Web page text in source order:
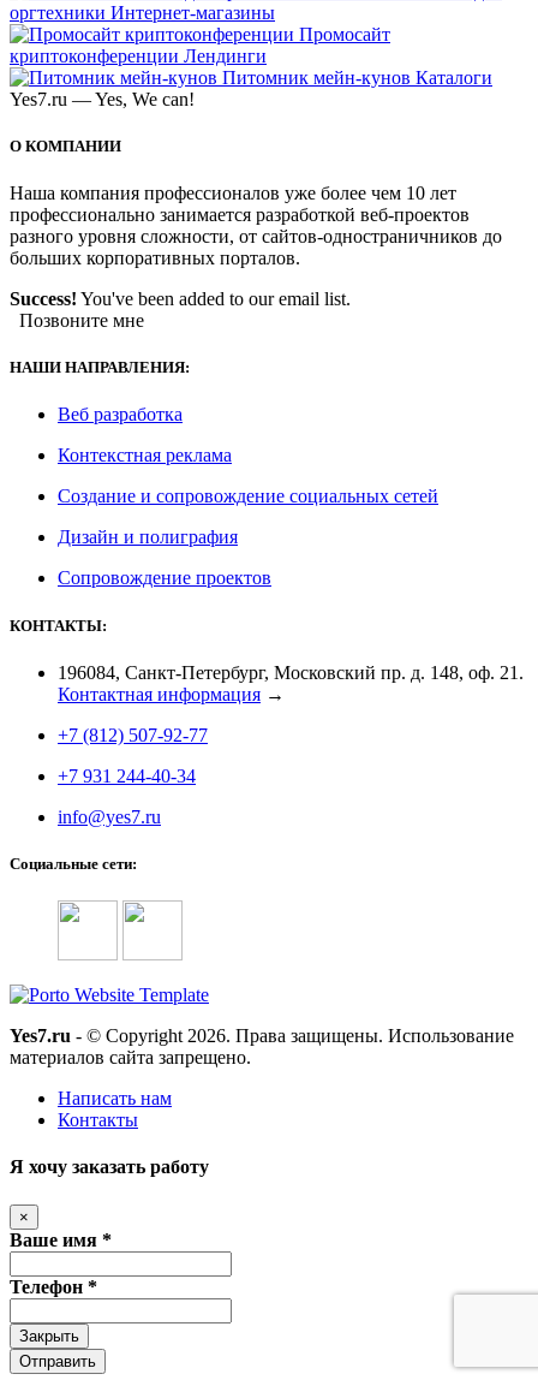
оргтехники Интернет-магазины
Промосайт
криптоконференции Лендинги
Питомник мейн-кунов Каталоги
Yes7.ru — Yes, We can!
О КОМПАНИИ
Наша компания профессионалов уже более чем 10 лет
профессионально занимается разработкой веб-проектов
разного уровня сложности, от сайтов-одностраничников до
больших корпоративных порталов.
Success! You've been added to our email list.
Позвоните мне
НАШИ НАПРАВЛЕНИЯ:
Веб разработка
Контекстная реклама
Создание и сопровождение социальных сетей
Дизайн и полиграфия
Сопровождение проектов
КОНТАКТЫ:
196084, Санкт-Петербург, Московский пр. д. 148, оф. 21.
Контактная информация →
+7 (812) 507-92-77
+7 931 244-40-34
info@yes7.ru
Социальные сети:
Yes7.ru - © Copyright 2026. Права защищены. Использование
материалов сайта запрещено.
Написать нам
Контакты
Я хочу заказать работу
×
Ваше имя *
Телефон *
Закрыть